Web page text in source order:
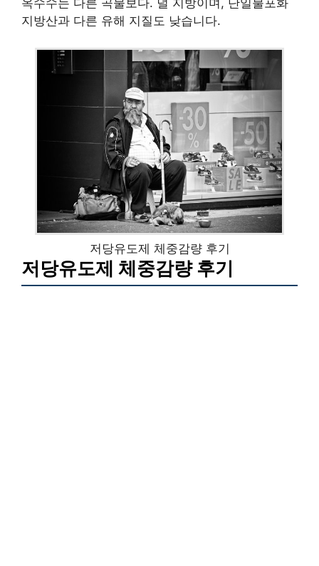
지방산과 다른 유해 지질도 낮습니다.
저당유도제 체중감량 후기
저당유도제 체중감량 후기